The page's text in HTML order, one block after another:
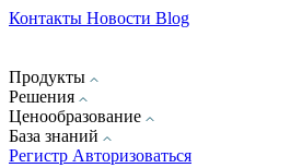
Контакты Новости Blog
Продукты
Решения
Ценообразование
База знаний
Pегистр Авторизоваться